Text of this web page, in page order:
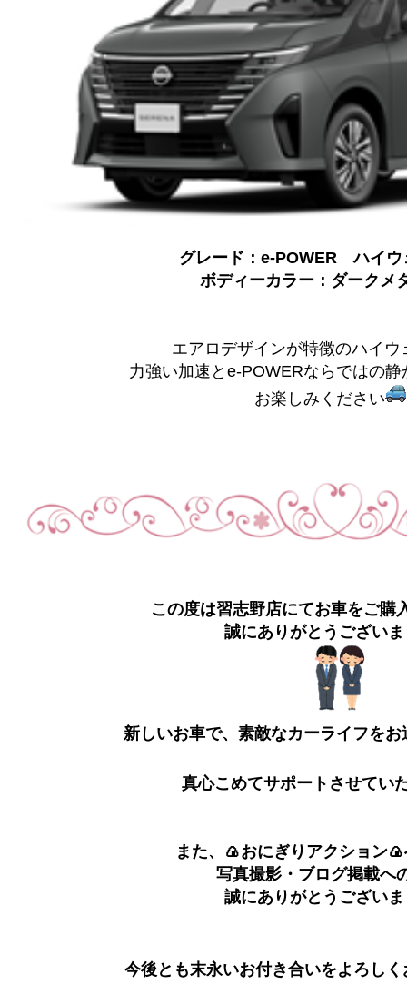
グレード：e-POWER ハイウ
ボディーカラー：ダークメ
エアロデザインが特徴のハイウ
力強い加速とe-POWERならではの
お楽しみください
この度は習志野店にてお車をご購
誠にありがとうござい
新しいお車で、素敵なカーライフを
真心こめてサポートさせてい
また、🍙おにぎりアクション
写真撮影・ブログ掲載へ
誠にありがとうござい
今後とも末永いお付き合いをよろし